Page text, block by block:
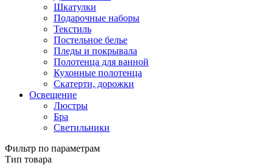
Шкатулки
Подарочные наборы
Текстиль
Постельное белье
Пледы и покрывала
Полотенца для ванной
Кухонные полотенца
Скатерти, дорожки
Освещение
Люстры
Бра
Светильники
Фильтр по параметрам
Тип товара